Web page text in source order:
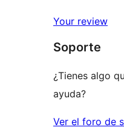
reviews
star
reviews
Your review
Soporte
¿Tienes algo
ayuda?
Ver el foro de